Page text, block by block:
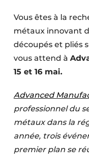
Video’s
Vous êtes à la
métaux innovant
découpés et pliés
vous attend à
15 et 16 mai.
Advanced
professionnel du
métaux dans la
année, trois
premier plan se